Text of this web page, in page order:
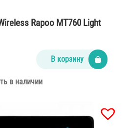
Rapoo MT760 Light
В корзину
в наличии